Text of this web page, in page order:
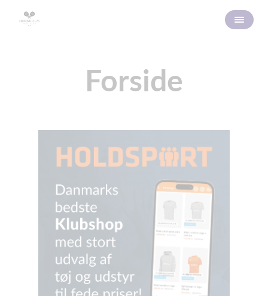
Forside